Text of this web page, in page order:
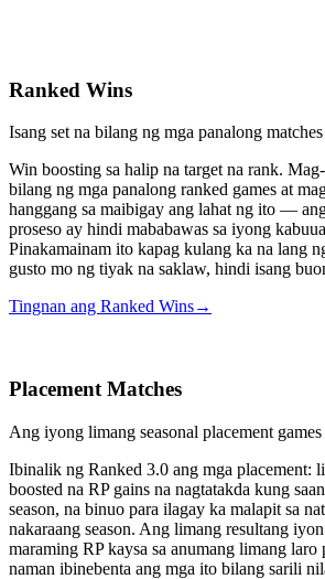
Ranked Wins
Isang set na bilang ng mga panalong matches
Win boosting sa halip na target na rank.
bilang ng mga panalong ranked games at
hanggang sa maibigay ang lahat ng ito —
proseso ay hindi mababawas sa iyong
Pinakamainam ito kapag kulang ka na lang
gusto mo ng tiyak na saklaw, hindi isang
Tingnan ang Ranked Wins→
Placement Matches
Ang iyong limang seasonal placement games
Ibinalik ng Ranked 3.0 ang mga placement:
boosted na RP gains na nagtatakda kung
season, na binuo para ilagay ka malapit sa
nakaraang season. Ang limang resultang
maraming RP kaysa sa anumang limang laro
naman ibinebenta ang mga ito bilang sarili